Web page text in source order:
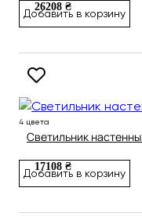
26208 ₴
Добавить в корзину
4 цвета
Светильник
17108 ₴
Добавить в корзину